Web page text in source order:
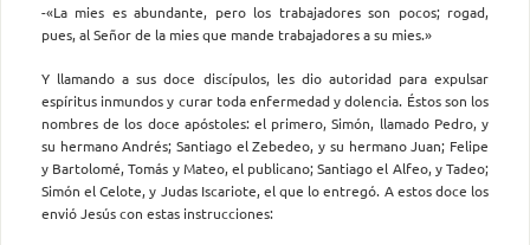
-«La mies es abundante, pero los trabajadores son pocos; rogad,
pues, al Señor de la mies que mande trabajadores a su mies.»
Y llamando a sus doce discípulos, les dio autoridad para expulsar
espíritus inmundos y curar toda enfermedad y dolencia. Éstos son los
nombres de los doce apóstoles: el primero, Simón, llamado Pedro, y
su hermano Andrés; Santiago el Zebedeo, y su hermano Juan; Felipe
y Bartolomé, Tomás y Mateo, el publicano; Santiago el Alfeo, y Tadeo;
Simón el Celote, y Judas Iscariote, el que lo entregó. A estos doce los
envió Jesús con estas instrucciones: